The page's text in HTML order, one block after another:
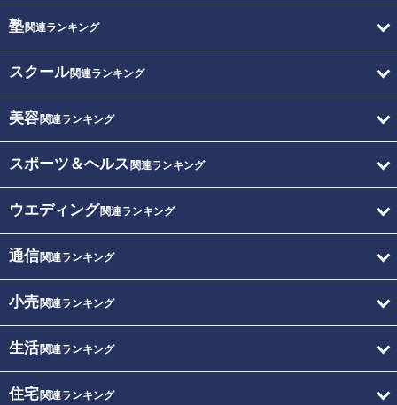
塾関連ランキング
スクール関連ランキング
美容関連ランキング
スポーツ＆ヘルス 関連ランキング
ウエディング関連ランキング
通信関連ランキング
小売関連ランキング
生活関連ランキング
住宅関連ランキング